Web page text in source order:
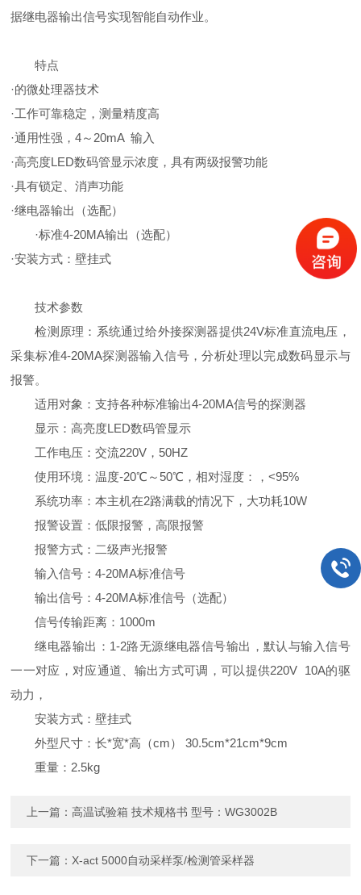
据继电器输出信号实现智能自动作业。
特点
·的微处理器技术
·工作可靠稳定，测量精度高
·通用性强，4～20mA 输入
·高亮度LED数码管显示浓度，具有两级报警功能
·具有锁定、消声功能
·继电器输出（选配）
·标准4-20MA输出（选配）
·安装方式：壁挂式
技术参数
检测原理：系统通过给外接探测器提供24V标准直流电压，
采集标准4-20MA探测器输入信号，分析处理以完成数码显示与
报警。
适用对象：支持各种标准输出4-20MA信号的探测器
显示：高亮度LED数码管显示
工作电压：交流220V，50HZ
使用环境：温度-20℃～50℃，相对湿度：，<95%
系统功率：本主机在2路满载的情况下，大功耗10W
报警设置：低限报警，高限报警
报警方式：二级声光报警
输入信号：4-20MA标准信号
输出信号：4-20MA标准信号（选配）
信号传输距离：1000m
继电器输出：1-2路无源继电器信号输出，默认与输入信号
一一对应，对应通道、输出方式可调，可以提供220V 10A的驱
动力，
安装方式：壁挂式
外型尺寸：长*宽*高（cm） 30.5cm*21cm*9cm
重量：2.5kg
上一篇：高温试验箱 技术规格书 型号：WG3002B
下一篇： X-act 5000自动采样泵/检测管采样器